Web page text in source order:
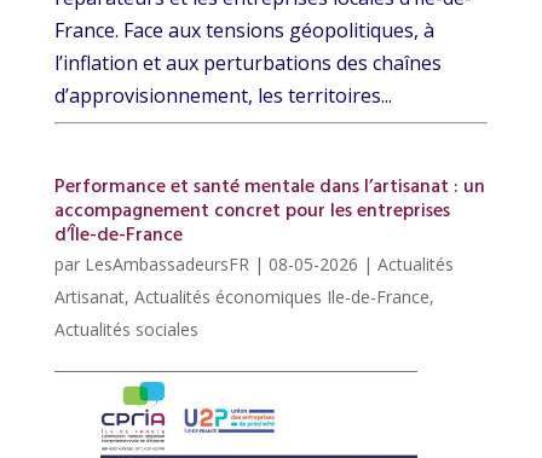
France. Face aux tensions géopolitiques, à
l’inflation et aux perturbations des chaînes
d’approvisionnement, les territoires...
Performance et santé mentale dans l’artisanat : un
accompagnement concret pour les entreprises
d’Île-de-France
par LesAmbassadeursFR| 08-05-2026 | Actualités
Artisanat, Actualités économiques Ile-de-France,
Actualités sociales